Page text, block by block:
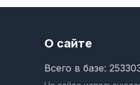
О сайте
Всего в базе: